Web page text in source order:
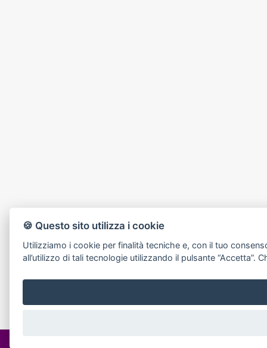
🍪 Questo sito utilizza i cookie
Utilizziamo i cookie per finalità tecniche e, con il tuo
all’utilizzo di tali tecnologie utilizzando il pulsante